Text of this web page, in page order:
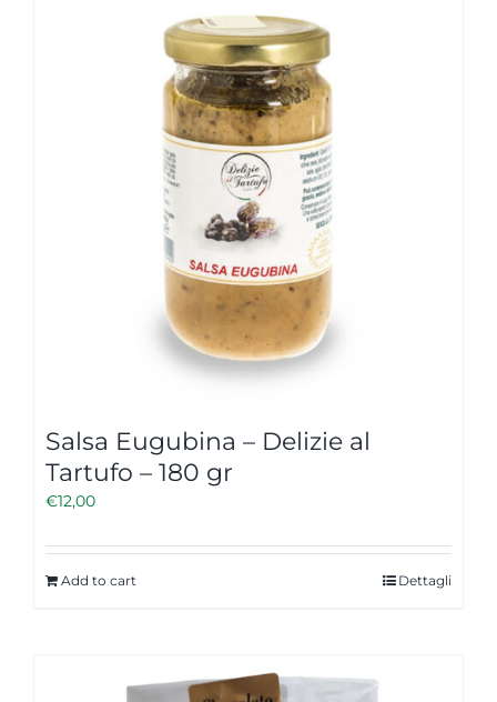
Salsa Eugubina – Delizie al
Tartufo – 180 gr
€12,00
Add to cart Dettagli